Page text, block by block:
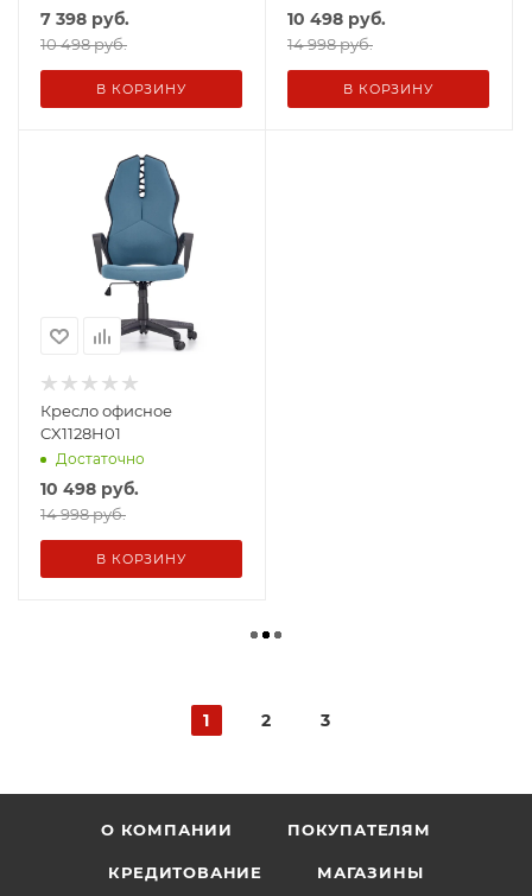
7 398 руб.
10 498 руб.
В КОРЗИНУ
10 498 руб.
14 998 руб.
В КОРЗИНУ
Кресло офисное
CX1128H01
Достаточно
10 498 руб.
14 998 руб.
В КОРЗИНУ
1 2 3
О КОМПАНИИ ПОКУПАТЕЛЯМ
КРЕДИТОВАНИЕ МАГАЗИНЫ